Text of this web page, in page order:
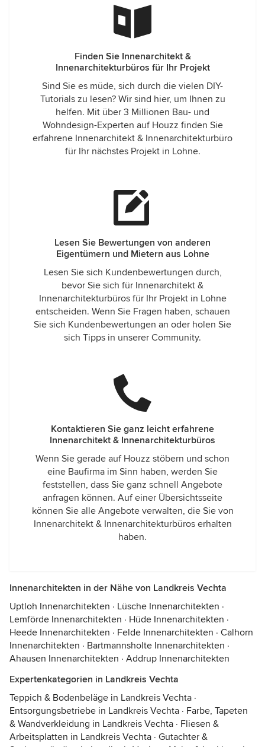
Finden Sie Innenarchitekt &
Innenarchitekturbüros für Ihr Projekt
Sind Sie es müde, sich durch die vielen DIY-
Tutorials zu lesen? Wir sind hier, um Ihnen zu
helfen. Mit über 3 Millionen Bau- und
Wohndesign-Experten auf Houzz finden Sie
erfahrene Innenarchitekt & Innenarchitekturbüro
für Ihr nächstes Projekt in Lohne.
Lesen Sie Bewertungen von anderen
Eigentümern und Mietern aus Lohne
Lesen Sie sich Kundenbewertungen durch,
bevor Sie sich für Innenarchitekt &
Innenarchitekturbüros für Ihr Projekt in Lohne
entscheiden. Wenn Sie Fragen haben, schauen
Sie sich Kundenbewertungen an oder holen Sie
sich Tipps in unserer Community.
Kontaktieren Sie ganz leicht erfahrene
Innenarchitekt & Innenarchitekturbüros
Wenn Sie gerade auf Houzz stöbern und schon
eine Baufirma im Sinn haben, werden Sie
feststellen, dass Sie ganz schnell Angebote
anfragen können. Auf einer Übersichtsseite
können Sie alle Angebote verwalten, die Sie von
Innenarchitekt & Innenarchitekturbüros erhalten
haben.
Innenarchitekten in der Nähe von Landkreis Vechta
Uptloh Innenarchitekten · Lüsche Innenarchitekten ·
Lemförde Innenarchitekten · Hüde Innenarchitekten ·
Heede Innenarchitekten · Felde Innenarchitekten · Calhorn
Innenarchitekten · Bartmannsholte Innenarchitekten ·
Ahausen Innenarchitekten · Addrup Innenarchitekten
Expertenkategorien in Landkreis Vechta
Teppich & Bodenbeläge in Landkreis Vechta ·
Entsorgungsbetriebe in Landkreis Vechta · Farbe, Tapeten
& Wandverkleidung in Landkreis Vechta · Fliesen &
Arbeitsplatten in Landkreis Vechta · Gutachter &